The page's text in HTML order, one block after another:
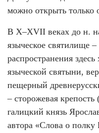
можно открыть только
В X–XVII веках до н.
языческое святилище
распространения
языческой святыни,
пещерный
– сторожевая
галицкий князь
автора «Слова о полку